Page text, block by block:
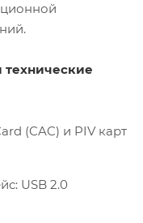
технические
(CAC) и PIV карт
USB 2.0